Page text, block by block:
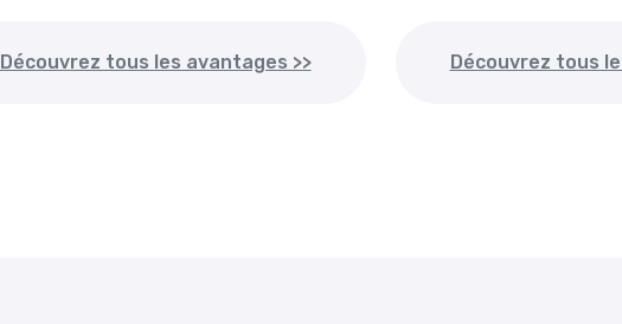
Découvrez tous les avantages >> Découvrez tous